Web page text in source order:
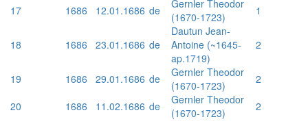
17 1686 12.01.1686 de
Gernler Theodor
(1670-1723)
1
18 1686 23.01.1686 de
Dautun Jean-
Antoine (~1645-
ap.1719)
2
19 1686 29.01.1686 de
Gernler Theodor
(1670-1723)
2
20
1686 11.02.1686 de
Gernler Theodor
(1670-1723)
2